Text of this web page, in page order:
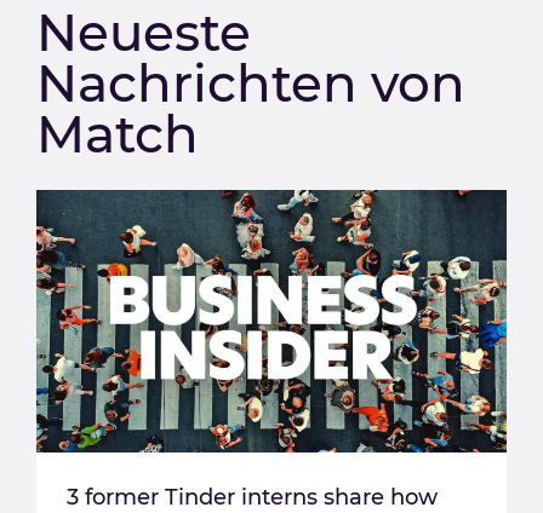
Neueste
Nachrichten von
Match
3 former Tinder interns share how